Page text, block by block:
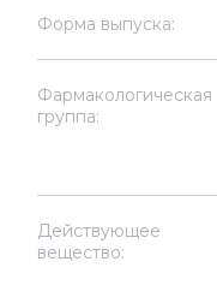
Форма выпуска:
Фармакологическая
группа:
Действующее
вещество: